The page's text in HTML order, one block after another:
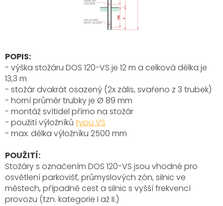
POPIS:
- výška stožáru DOS 120-VS je 12 m a celková délka je
13,3 m
- stožár dvakrát osazený (2x zális, svařeno z 3 trubek)
- horní průměr trubky je Ø 89 mm
- montáž svítidel přímo na stožár
- použití výložníků typu VS
- max. délka výložníku 2500 mm
POUŽITÍ:
Stožáry s označením DOS 120-VS jsou vhodné pro
osvětlení parkovišť, průmyslových zón, silnic ve
městech, případně cest a silnic s vyšší frekvencí
provozu (tzn. kategorie I až II.)